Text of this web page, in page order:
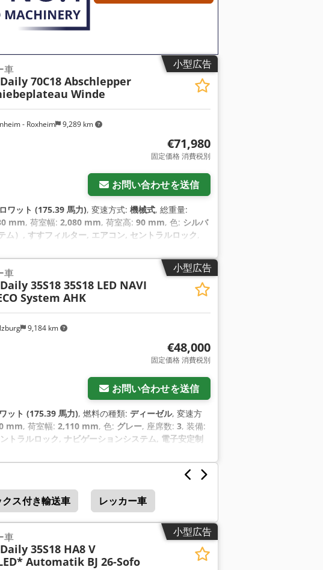
小型広告
- Roxheim 9,289 km
車
Daily 70C18 Abschlepper
Winde
€71,980
固定価格 消費税別
お問い合わせを送信
ワット (175.39 馬力), 変速方式: 機械式, 総重量:
mm, 荷室幅: 2,080 mm, 荷室高: 90 mm, 色: シルバ
ム）, すすフィルター, エアコン, セントラルロック,
小型広告
9,184 km
車
Daily 35S18 35S18 LED NAVI
System AHK
€48,000
固定価格 消費税別
お問い合わせを送信
ット (175.39 馬力), 燃料の種類: ディーゼル, 変速方
mm, 荷室幅: 2,110 mm, 色: グレー, 座席数: 3, 装備:
トラルロック, ナビゲーションシステム, 電子安定制
ス付き輸送車 レッカー車
小型広告
車
Daily 35S18 HA8 V
Automatik BJ 26-Sofo